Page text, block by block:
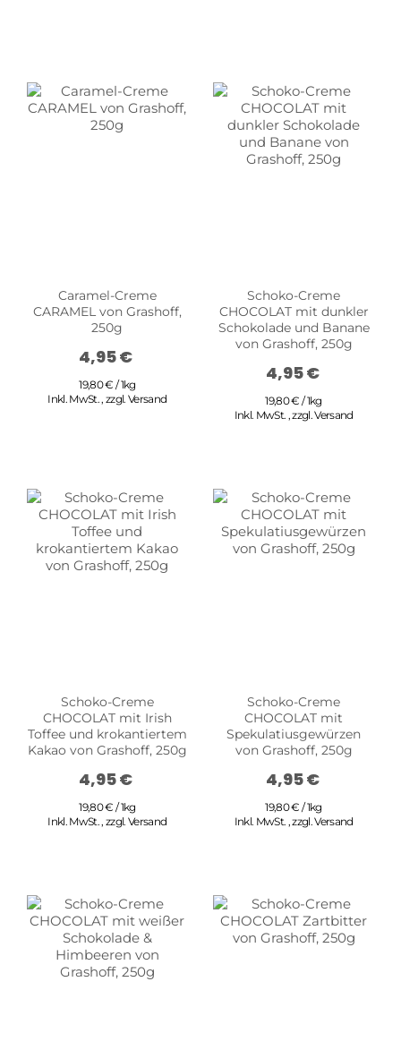
Caramel-Creme
CARAMEL von Grashoff,
250g
4,95 €
19,80 € / 1kg
Inkl. MwSt. ,zzgl.Versand
Schoko-Creme
CHOCOLAT mit dunkler
Schokolade und Banane
von Grashoff, 250g
4,95 €
19,80 € / 1kg
Inkl. MwSt. ,zzgl.Versand
Schoko-Creme
CHOCOLAT mit Irish
Toffee und krokantiertem
Kakao von Grashoff, 250g
4,95 €
19,80 € / 1kg
Inkl. MwSt. ,zzgl.Versand
Schoko-Creme
CHOCOLAT mit
Spekulatiusgewürzen
von Grashoff, 250g
4,95 €
19,80 € / 1kg
Inkl. MwSt. ,zzgl.Versand